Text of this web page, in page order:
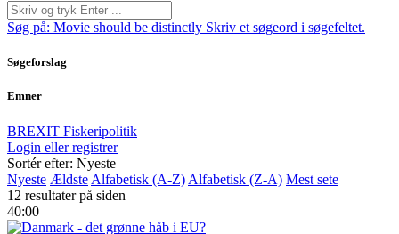
Søg på: Movie should be distinctly Skriv et søgeord i søgefeltet.
Søgeforslag
Emner
BREXIT Fiskeripolitik
Login eller registrer
Sortér efter: Nyeste
Nyeste Ældste Alfabetisk (A-Z) Alfabetisk (Z-A) Mest sete
12 resultater på siden
40:00